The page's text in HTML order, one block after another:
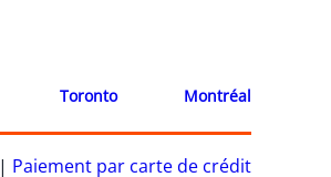
Toronto Montréal
| Paiement par carte de crédit